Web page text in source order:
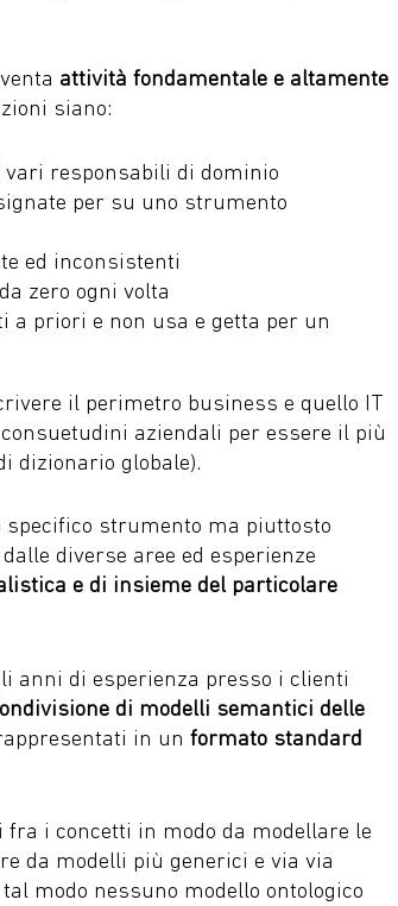
attività fondamentale e altamente
siano:
vari responsabili di dominio
per su uno strumento
ed inconsistenti
zero ogni volta
a priori e non usa e getta per un
il perimetro business e quello IT
aziendali per essere il più
dizionario globale).
specifico strumento ma piuttosto
diverse aree ed esperienze
e di insieme del particolare
anni di esperienza presso i clienti
di modelli semantici delle
in un formato standard
i concetti in modo da modellare le
da modelli più generici e via via
modo nessuno modello ontologico